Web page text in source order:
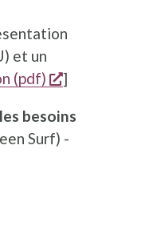
et un
(pdf) opent een
]
besoins
Surf) -